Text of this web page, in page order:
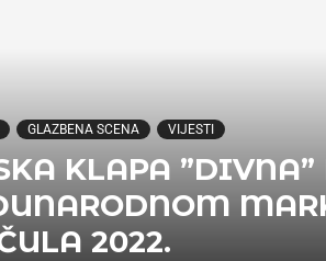
GLAZBENA SCENA VIJESTI
KLAPA ”DIVNA”
2022.